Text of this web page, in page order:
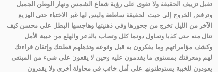
تقبل تزييف الحقيقة ولا تقوى على رؤية شعاع الشمس ونهار الوطن الجميل
وترفض الخروج إلى حيث الحقيقة ساطعة وليس لها غير الاختباء حتى الهزيع
الآخر من الليل تخرج من جحورها وفي ذهنيتها وهاجسها البطل علي محسن كيف
تنال منه حتى كذبا وتحاول دونما كلل وتصاب بالذعر والهلع من خيبة الأمل
وكشف مؤامراتهم وما يفكرون به قبل وقوعه وتذهلهم فطنتك وإتقان قراءتك
لهم ومعرفتك بمستوى ما يقدمون عليه وحين لا يقعون على شيء من المبتغى
يعودون للخيبة يستوطنونها على أمل خائب في محاولة أخرى ولا يقدرون